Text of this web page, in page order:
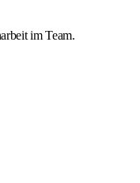
im Team.